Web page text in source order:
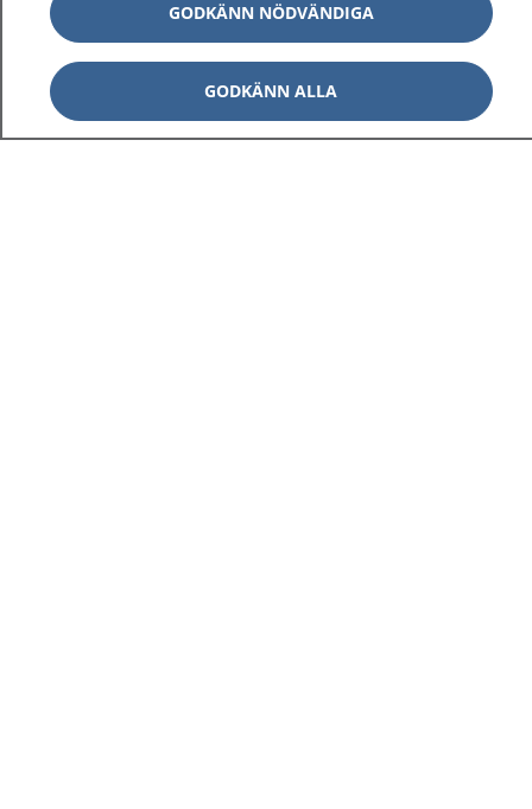
På 1177.se får du råd om hälsa och information om
Logga in för att läsa din journal och göra dina
vårdärenden. Ring telefonnummer 1177 för
sjukvårdsrådgivning dygnet runt.
GODKÄNN NÖDVÄNDIGA
GODKÄNN ALLA